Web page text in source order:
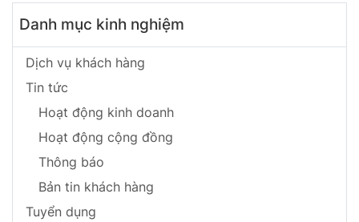
Danh mục kinh nghiệm
Dịch vụ khách hàng
Tin tức
Hoạt động kinh doanh
Hoạt động cộng đồng
Thông báo
Bản tin khách hàng
Tuyển dụng